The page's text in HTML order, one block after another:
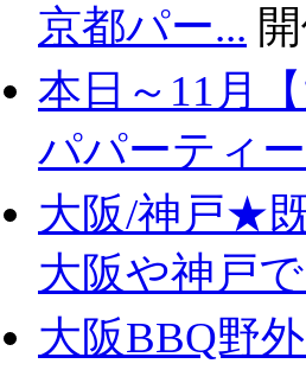
京都パー...
本日～11月
パパーティ
大阪/神戸★
大阪や神戸
大阪BBQ野